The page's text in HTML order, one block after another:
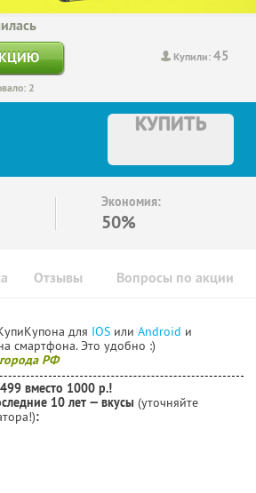
Купили:45
2
КУПИТЬ
Экономия:
50%
Отзывы Вопросы по акции
для IOS или Android и
смартфона. Это удобно :)
РФ
вместо 1000 р.!
10 лет — вкусы (уточняйте
: